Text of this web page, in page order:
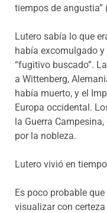
tiempos de angustia”
Lutero sabía lo que
había excomulgado
“fugitivo buscado”.
a Wittenberg,
había muerto, y el
Europa occidental.
la Guerra
por la nobleza.
Lutero vivió en
Es poco probable
visualizar con